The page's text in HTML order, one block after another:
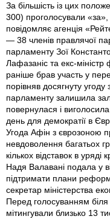
За більшість із цих
300) проголосували
повідомляє агенція
— 38 членів правлячої
парламенту Зої
Лафазаніс та екс-міністр
раніше брав участь у
порівняв досягнуту
парламенту залишила
повернулася і
день для демократії в
Угода Афін з єврозоною
невдоволення багатьох
кількох відставок в уряді
Надя Валавані подала у
підтримати плани
секретар міністерства
Перед голосуванням
мітингували близько 13